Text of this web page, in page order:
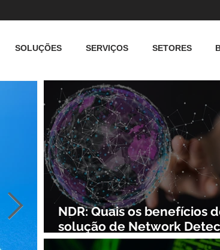
SOLUÇÕES SERVIÇOS SETORES
NDR: Quais os benefícios
solução de Network
and Response?